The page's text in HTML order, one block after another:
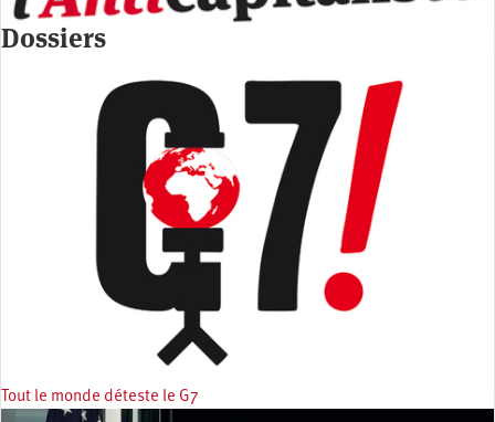
Dossiers
Tout le monde déteste le G7